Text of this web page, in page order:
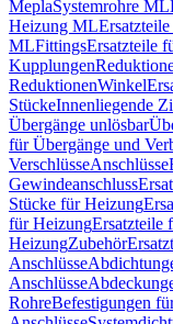
MeplaSystemrohre ML
Heizung ML
MLFittingsErsatzteile
Kupplungen
ReduktionenWinkel
StückeInnenliegende
Übergänge unlösbar
für Übergänge und
VerschlüsseAnschlüsse
Gewindeanschluss
Stücke für Heizung
für HeizungErsatzteile
HeizungZubehör
Anschlüsse
Anschlüsse
RohreBefestigungen